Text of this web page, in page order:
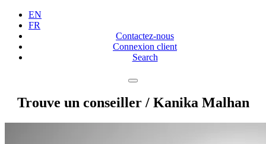
EN
FR
Contactez-nous
Connexion client
Search
Trouve un conseiller / Kanika Malhan